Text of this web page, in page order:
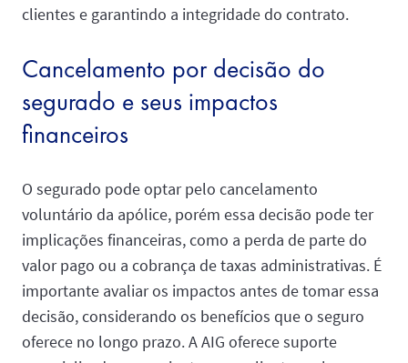
clientes e garantindo a integridade do contrato.
Cancelamento por decisão do
segurado e seus impactos
financeiros
O segurado pode optar pelo cancelamento
voluntário da apólice, porém essa decisão pode ter
implicações financeiras, como a perda de parte do
valor pago ou a cobrança de taxas administrativas. É
importante avaliar os impactos antes de tomar essa
decisão, considerando os benefícios que o seguro
oferece no longo prazo. A AIG oferece suporte